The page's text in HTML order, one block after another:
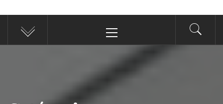
ALSPROD
Site De Partage De Délicieux Plats
principal